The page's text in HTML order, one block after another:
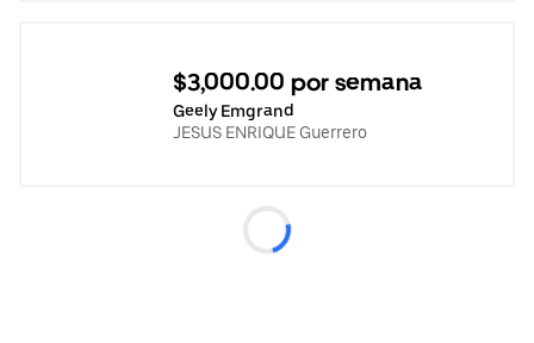
$3,000.00 por semana
Geely Emgrand
JESUS ENRIQUE Guerrero